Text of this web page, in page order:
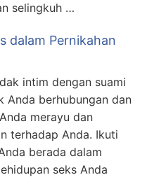
selingkuh …
dalam Pernikahan
intim dengan suami
Anda berhubungan dan
merayu dan
terhadap Anda. Ikuti
berada dalam
seks Anda